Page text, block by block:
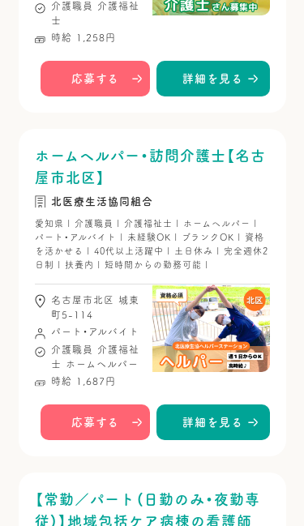
介護職員
介護福祉
士
時給 1,258円
応募する 詳細を見る
ホームヘルパー・訪問介護士【名古
屋市北区】
北医療生活協同組合
愛知県 | 介護職員 | 介護福祉士 | ホームヘルパー |
パート・アルバイト | 未経験OK | ブランクOK | 資格
を活かせる | 40代以上活躍中 | 土日休み | 完全週休2
日制 | 扶養内 | 短時間からの勤務可能 |
名古屋市北区 城東
町5-114
パート・アルバイト
介護職員
介護福祉
士
ホームヘルパー
時給 1,687円
応募する 詳細を見る
【常勤／パート（日勤のみ・夜勤専
従）】地域包括ケア病棟の看護師